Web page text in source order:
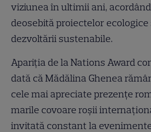
viziunea în ultimii ani,
deosebită proiectelor
dezvoltării sustenabile.
Apariția de la Nations Award
dată că Mădălina Ghenea
cele mai apreciate prezențe
marile covoare roșii
invitată constant la